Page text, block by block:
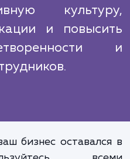
точку
сервисам, а